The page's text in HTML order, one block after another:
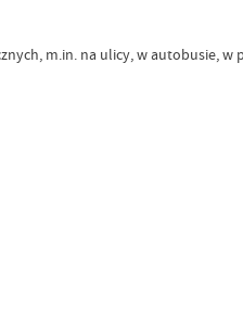
m.in. na ulicy, w autobusie, w